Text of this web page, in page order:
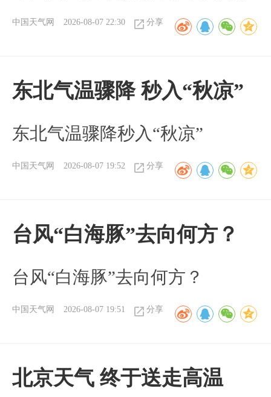
中国天气网 2026-08-07 22:30 分享
东北气温骤降 秒入“秋凉”
东北气温骤降秒入“秋凉”
中国天气网 2026-08-07 19:52 分享
台风“白海豚”去向何方？
台风“白海豚”去向何方？
中国天气网 2026-08-07 19:51 分享
北京天气 终于送走高温